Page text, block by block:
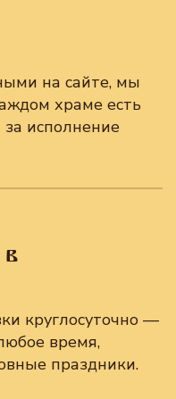
на сайте, мы
храме есть
исполнение
круглосуточно —
время,
праздники.